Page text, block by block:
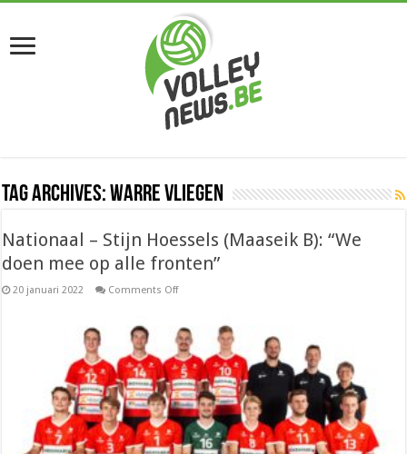
Tag Archives:Warre Vliegen
Nationaal – Stijn Hoessels (Maaseik B): “We
doen mee op alle fronten”
20 januari 2022 Comments Offon
Stijn
Hoessels
(Maaseik
B):
“We
doen
mee
op
alle
fronten”